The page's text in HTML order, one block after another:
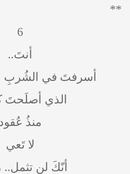
**
6
أنتَ..
أسرفتَ في الشُربِ
الذي
منذُ
لا تَعي
أنّكَ لن تثمل..